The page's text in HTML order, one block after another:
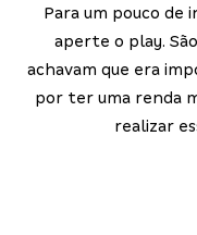
Para um pouco de
aperte o play.
achavam que era
por ter uma renda
realizar